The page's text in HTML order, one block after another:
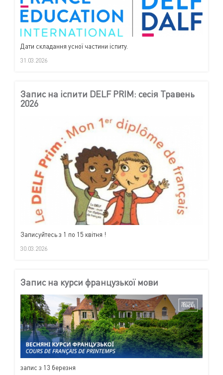
Дати складання усної частини іспиту.
31.03.2026
Запис на іспити DELF PRIM: сесія Травень
2026
Записуйтесь з 1 по 15 квітня !
30.03.2026
Запис на курси французької мови
запис з 13 березня